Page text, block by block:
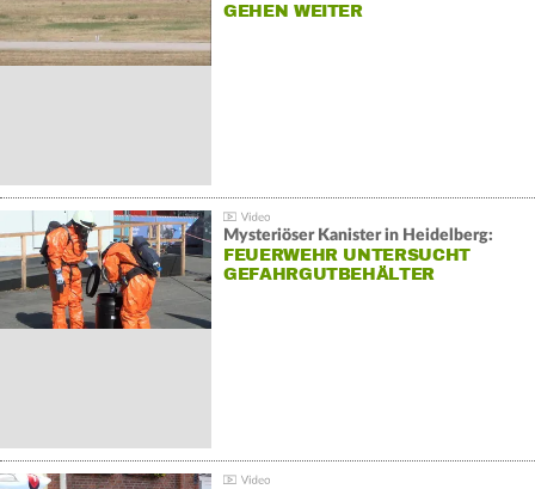
GEHEN WEITER
Mysteriöser Kanister in Heidelberg:
FEUERWEHR UNTERSUCHT
GEFAHRGUTBEHÄLTER